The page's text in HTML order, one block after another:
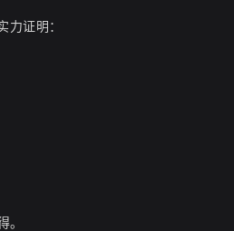
证明：
。